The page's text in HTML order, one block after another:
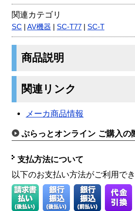
関連カテゴリ
SC AV機器 SC-T77 SC-T
商品説明
関連リンク
メーカ商品情報
ぷらっとオンライン ご購入の
支払方法について
以下のお支払い方法がご利用で